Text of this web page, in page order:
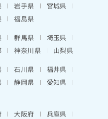
岩手県
宮城県
福島県
群馬県
埼玉県
神奈川県
山梨県
石川県
福井県
静岡県
愛知県
大阪府
兵庫県